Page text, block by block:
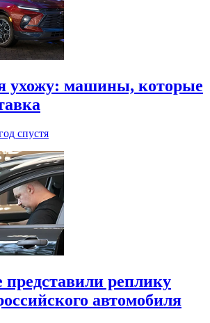
ухожу: машины, которые
спустя
реплику
автомобиля